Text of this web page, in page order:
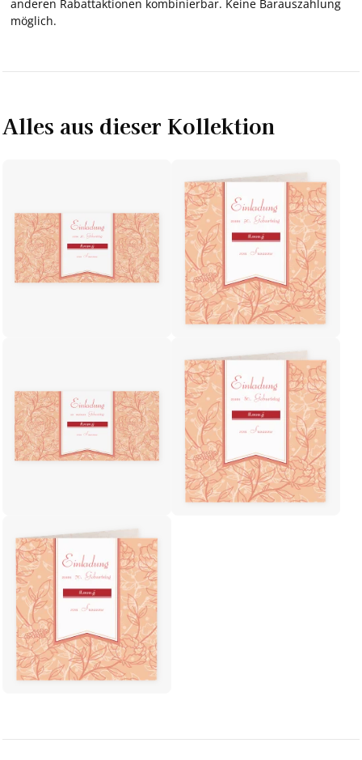
anderen Rabattaktionen kombinierbar. Keine Barauszahlung
möglich.
Alles aus dieser Kollektion